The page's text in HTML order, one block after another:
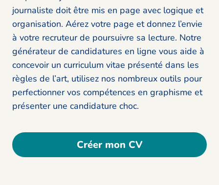
journaliste doit être mis en page avec logique et
organisation. Aérez votre page et donnez l’envie
à votre recruteur de poursuivre sa lecture. Notre
générateur de candidatures en ligne vous aide à
concevoir un curriculum vitae présenté dans les
règles de l’art, utilisez nos nombreux outils pour
perfectionner vos compétences en graphisme et
présenter une candidature choc.
Créer mon CV